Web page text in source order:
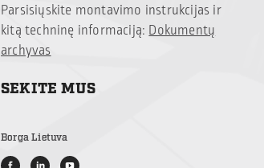
Parsisiųskite montavimo instrukcijas ir
kitą techninę informaciją:Dokumentų
archyvas
SEKITE MUS
Borga Lietuva